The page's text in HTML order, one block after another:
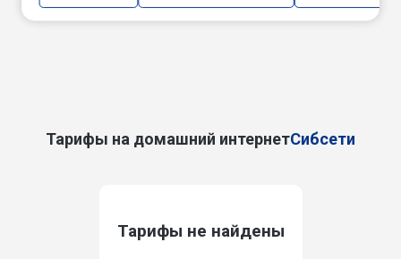
Тарифы на домашний интернетСибсети
Тарифы не найдены